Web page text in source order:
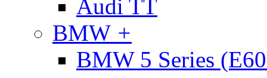
Audi TT
BMW +
BMW 5 Series